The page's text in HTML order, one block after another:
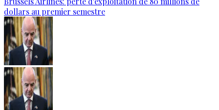
dollars au premier semestre